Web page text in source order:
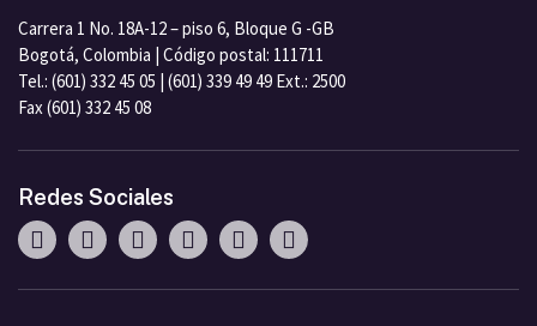
Carrera 1 No. 18A-12 – piso 6, Bloque G -GB
Bogotá, Colombia | Código postal: 111711
Tel.: (601) 332 45 05 | (601) 339 49 49 Ext.: 2500
Fax (601) 332 45 08
Redes Sociales